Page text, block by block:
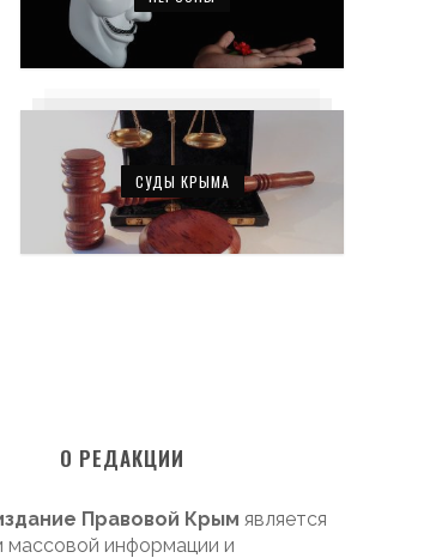
СУДЫ КРЫМА
О РЕДАКЦИИ
Правовой Крым является
массовой информации и